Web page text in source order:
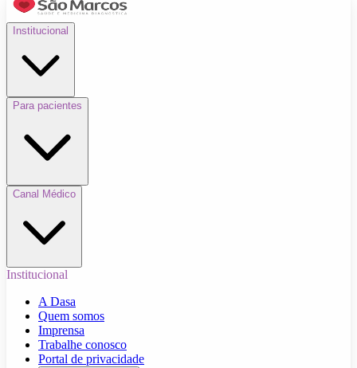
Institucional
Para pacientes
Canal Médico
Institucional
A Dasa
Quem somos
Imprensa
Trabalhe conosco
Portal de privacidade